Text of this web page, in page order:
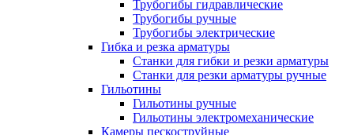
Трубогибы гидравлические
Трубогибы ручные
Трубогибы электрические
Гибка и резка арматуры
Станки для гибки и резки арматуры
Станки для резки арматуры ручные
Гильотины
Гильотины ручные
Гильотины электромеханические
Камеры пескоструйные